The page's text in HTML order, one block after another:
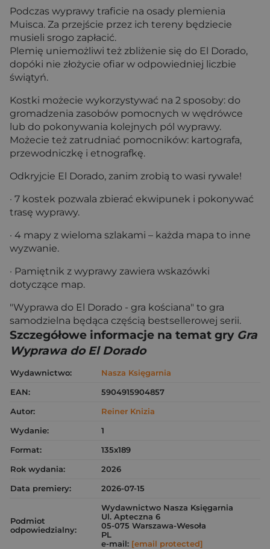
Podczas wyprawy traficie na osady plemienia
Muisca. Za przejście przez ich tereny będziecie
musieli srogo zapłacić.
Plemię uniemożliwi też zbliżenie się do El Dorado,
dopóki nie złożycie ofiar w odpowiedniej liczbie
świątyń.
Kostki możecie wykorzystywać na 2 sposoby: do
gromadzenia zasobów pomocnych w wędrówce
lub do pokonywania kolejnych pól wyprawy.
Możecie też zatrudniać pomocników: kartografa,
przewodniczkę i etnografkę.
Odkryjcie El Dorado, zanim zrobią to wasi rywale!
· 7 kostek pozwala zbierać ekwipunek i pokonywać
trasę wyprawy.
· 4 mapy z wieloma szlakami – każda mapa to inne
wyzwanie.
· Pamiętnik z wyprawy zawiera wskazówki
dotyczące map.
"Wyprawa do El Dorado - gra kościana" to gra
samodzielna będąca częścią bestsellerowej serii.
Szczegółowe informacje na temat gry Gra
Wyprawa do El Dorado
Wydawnictwo:
Nasza Księgarnia
EAN:
5904915904857
Autor:
Reiner Knizia
Wydanie:
1
Format:
135x189
Rok wydania:
2026
Data premiery:
2026-07-15
Podmiot
odpowiedzialny:
Wydawnictwo Nasza Księgarnia
Ul. Apteczna 6
05-075 Warszawa-Wesoła
PL
e-mail: [email protected]